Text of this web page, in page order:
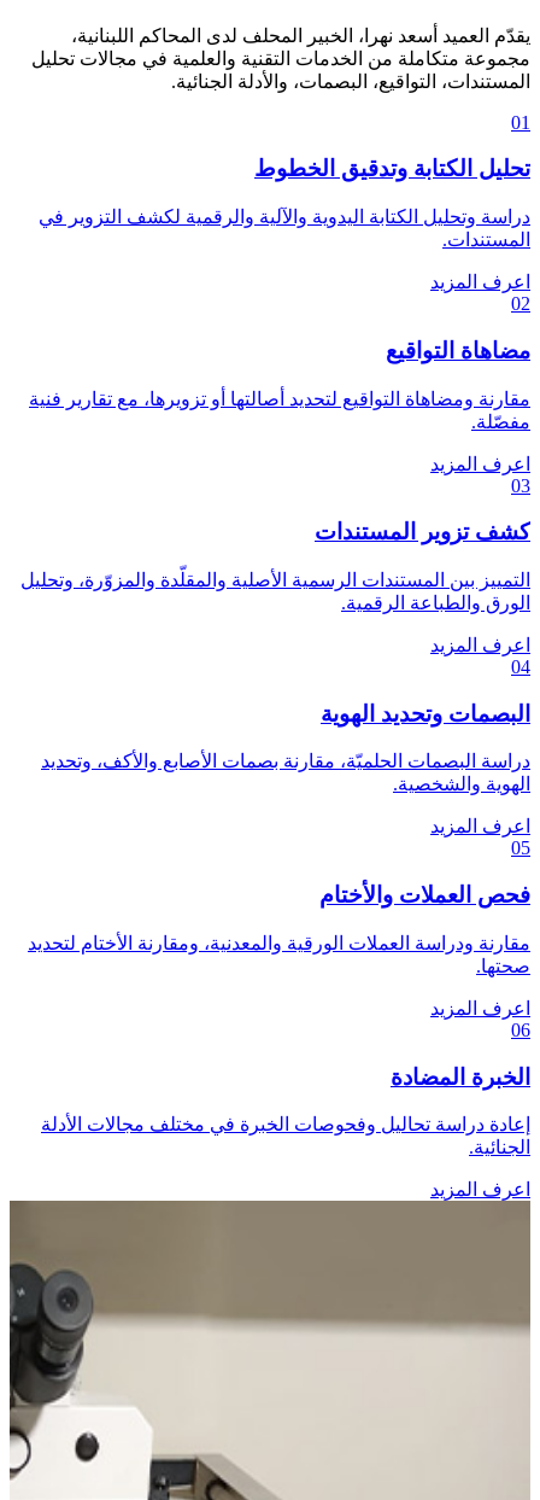
يقدّم العميد أسعد نهرا، الخبير المحلف لدى المحاكم اللبنانية،
مجموعة متكاملة من الخدمات التقنية والعلمية في مجالات تحليل
المستندات، التواقيع، البصمات، والأدلة الجنائية.
01
تحليل الكتابة وتدقيق الخطوط
دراسة وتحليل الكتابة اليدوية والآلية والرقمية لكشف التزوير في
المستندات.
اعرف المزيد
02
مضاهاة التواقيع
مقارنة ومضاهاة التواقيع لتحديد أصالتها أو تزويرها، مع تقارير فنية
مفصّلة.
اعرف المزيد
03
كشف تزوير المستندات
التمييز بين المستندات الرسمية الأصلية والمقلّدة والمزوّرة، وتحليل
الورق والطباعة الرقمية.
اعرف المزيد
04
البصمات وتحديد الهوية
دراسة البصمات الحلميّة، مقارنة بصمات الأصابع والأكف، وتحديد
الهوية والشخصية.
اعرف المزيد
05
فحص العملات والأختام
مقارنة ودراسة العملات الورقية والمعدنية، ومقارنة الأختام لتحديد
صحتها.
اعرف المزيد
06
الخبرة المضادة
إعادة دراسة تحاليل وفحوصات الخبرة في مختلف مجالات الأدلة
الجنائية.
اعرف المزيد